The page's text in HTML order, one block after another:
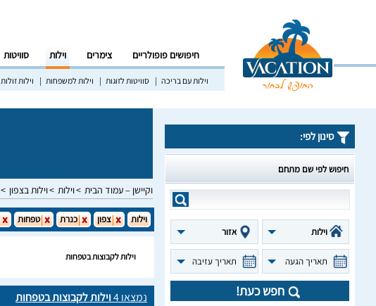
חיפושים פופולריים צימרים וילות סוויטות
וילות עם בריכה סוויטות לזוגות וילות למשפחות וילות זולות
וקיישן – עמוד הבית וילות וילות בצפון
סינון לפי:
חיפוש לפי שם מתחם
וילות אזור
תאריך הגעה תאריך עזיבה
חפש כעת!
וילות צפון כנרת טפחות
וילות לקבוצות בטפחות
נמצאו4וילות לקבוצות בטפחות